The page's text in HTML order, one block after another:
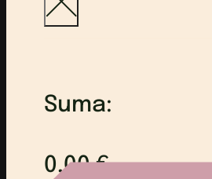
Suma:
0,00€